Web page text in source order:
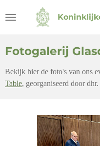
direct
de
hoofdinhoud
Fotogalerij
Bekijk hier de foto's van ons
Table, georganiseerd door